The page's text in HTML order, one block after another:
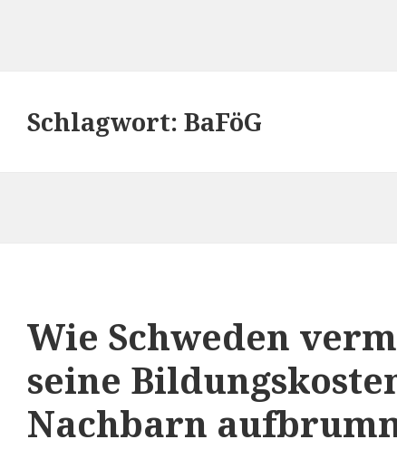
Schlagwort:BaFöG
Wie Schweden
seine
Nachbarn